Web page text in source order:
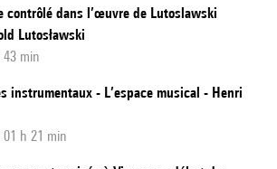
contrôlé dans l’œuvre de Lutoslawski
Lutosławski
min
instrumentaux - L’espace musical - Henri
h 21 min